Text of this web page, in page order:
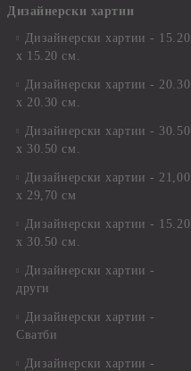
Дизайнерски хартии
Дизайнерски хартии - 15.20
х 15.20 см.
Дизайнерски хартии - 20.30
х 20.30 см.
Дизайнерски хартии - 30.50
х 30.50 см.
Дизайнерски хартии - 21,00
х 29,70 см
Дизайнерски хартии - 15.20
x 30.50 см.
Дизайнерски хартии -
други
Дизайнерски хартии -
Сватби
Дизайнерски хартии -